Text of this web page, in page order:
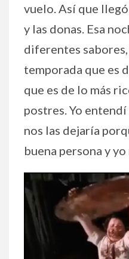
vuelo. Así que
y las donas. Esa
diferentes
temporada que es
que es de lo más
postres. Yo
nos las dejaría
buena persona y